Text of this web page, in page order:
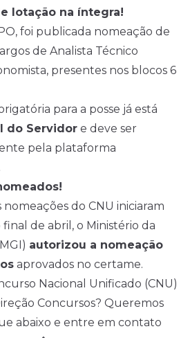
lotação na íntegra!
foi publicada nomeação de
de Analista Técnico
presentes nos blocos 6
para a posse já está
do Servidor e deve ser
pela plataforma
do CNU iniciaram
final de abril, o Ministério da
autorizou a nomeação
aprovados no certame.
Nacional Unificado (CNU)
Concursos? Queremos
abaixo e entre em contato